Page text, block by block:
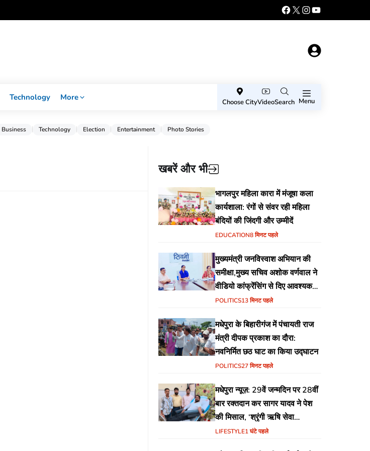
Technology More
Choose CityVideoSearch Menu
Business Technology Election Entertainment Photo Stories
खबरें और भी
भागलपुर महिला कारा में मंजूषा कला
कार्यशाला: रंगों से संवर रही महिला
बंदियों की जिंदगी और उम्मीदें
EDUCATION8 मिनट पहले
मुख्यमंत्री जनविस्वाश अभियान की
समीक्षा,मुख्य सचिव अशोक वर्णवाल ने
वीडियो कांफ्रेंसिंग से दिए आवश्यक
निर्देश
POLITICS13 मिनट पहले
मधेपुरा के बिहारीगंज में पंचायती राज
मंत्री दीपक प्रकाश का दौरा:
नवनिर्मित छठ घाट का किया उद्घाटन
POLITICS27 मिनट पहले
मधेपुरा न्यूज़: 29वें जन्मदिन पर 28वीं
बार रक्तदान कर सागर यादव ने पेश
की मिसाल, ‘श्रृंगी ऋषि सेवा
फाउंडेशन’ की अनूठी पहल
LIFESTYLE1 घंटे पहले